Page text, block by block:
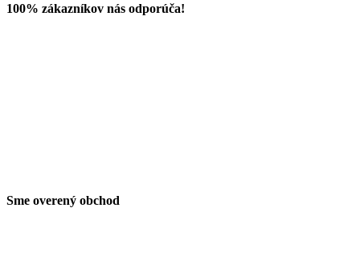
100% zákazníkov nás odporúča!
Sme overený obchod